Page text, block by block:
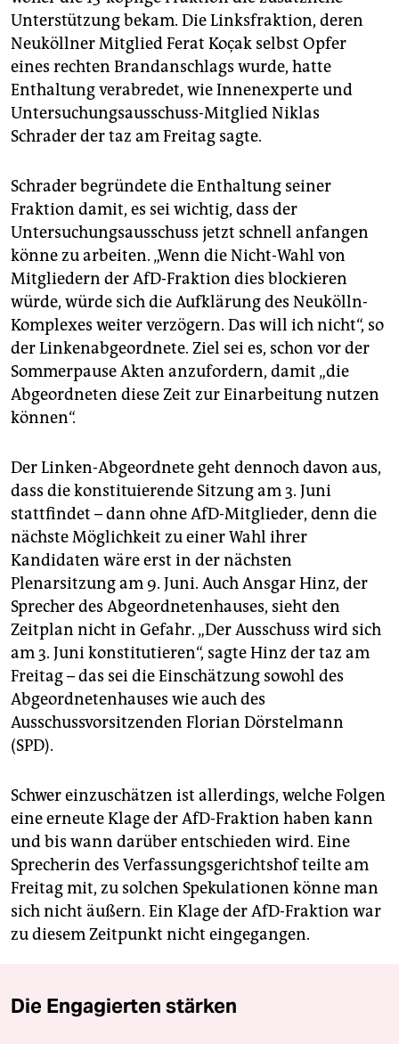
Unterstützung bekam. Die Linksfraktion, deren
Neuköllner Mitglied Ferat Koçak selbst Opfer
eines rechten Brandanschlags wurde, hatte
Enthaltung verabredet, wie Innenexperte und
Untersuchungsausschuss-Mitglied Niklas
Schrader der taz am Freitag sagte.
Schrader begründete die Enthaltung seiner
Fraktion damit, es sei wichtig, dass der
Untersuchungsausschuss jetzt schnell anfangen
könne zu arbeiten. „Wenn die Nicht-Wahl von
Mitgliedern der AfD-Fraktion dies blockieren
würde, würde sich die Aufklärung des Neukölln-
Komplexes weiter verzögern. Das will ich nicht“, so
der Linkenabgeordnete. Ziel sei es, schon vor der
Sommerpause Akten anzufordern, damit „die
Abgeordneten diese Zeit zur Einarbeitung nutzen
können“.
Der Linken-Abgeordnete geht dennoch davon aus,
dass die konstituierende Sitzung am 3. Juni
stattfindet – dann ohne AfD-Mitglieder, denn die
nächste Möglichkeit zu einer Wahl ihrer
Kandidaten wäre erst in der nächsten
Plenarsitzung am 9. Juni. Auch Ansgar Hinz, der
Sprecher des Abgeordnetenhauses, sieht den
Zeitplan nicht in Gefahr. „Der Ausschuss wird sich
am 3. Juni konstitutieren“, sagte Hinz der taz am
Freitag – das sei die Einschätzung sowohl des
Abgeordnetenhauses wie auch des
Ausschussvorsitzenden Florian Dörstelmann
(SPD).
Schwer einzuschätzen ist allerdings, welche Folgen
eine erneute Klage der AfD-Fraktion haben kann
und bis wann darüber entschieden wird. Eine
Sprecherin des Verfassungsgerichtshof teilte am
Freitag mit, zu solchen Spekulationen könne man
sich nicht äußern. Ein Klage der AfD-Fraktion war
zu diesem Zeitpunkt nicht eingegangen.
Die Engagierten stärken